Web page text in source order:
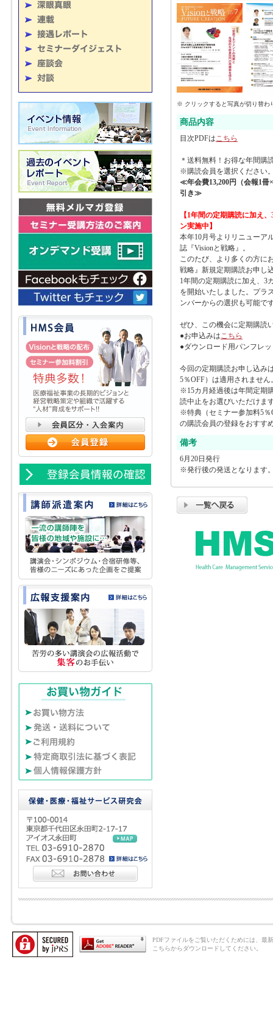
※ クリックすると写真が切り替わ
商品内容
目次PDFはこちら
＊送料無料！お得な年間購
※購読会員を選択ください
≪年会費13,200円（会報1冊
引き≫
【1年間の定期購読に加え
ン実施中】
本年10月号よりリニューア
誌『Visionと戦略』。
このたび、より多くの方に
戦略』新規定期購読お申し
1年間の定期購読に加え、3
を開始いたしました。プラ
ンバーからの選択も可能で
ぜひ、この機会に定期購読
●お申込みはこちら
●ダウンロード用パンフレ
今回の定期購読お申し込み
5％OFF）は適用されません
※15カ月経過後は年間定期
読中止をお選びいただけま
※特典（セミナー参加料5
の購読会員の登録をおすす
備考
6月20日発行
※発行後の発送となります
PDFファイルをご覧いただくためには、最
こちらからダウンロードしてください。